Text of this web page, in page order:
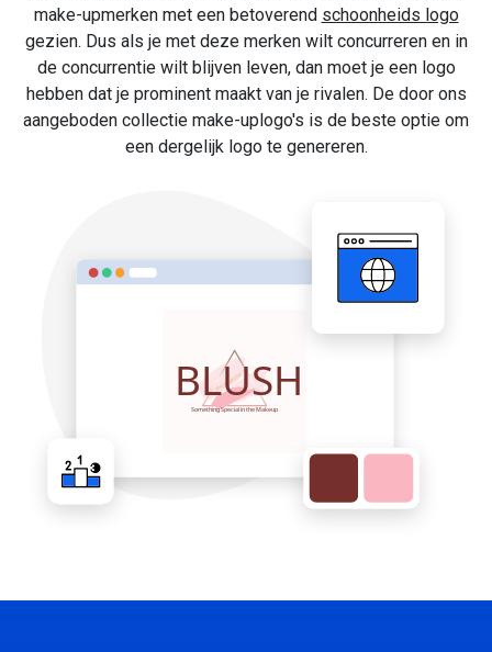
make-upmerken met een betoverend schoonheids logo
gezien. Dus als je met deze merken wilt concurreren en in
de concurrentie wilt blijven leven, dan moet je een logo
hebben dat je prominent maakt van je rivalen. De door ons
aangeboden collectie make-uplogo's is de beste optie om
een dergelijk logo te genereren.